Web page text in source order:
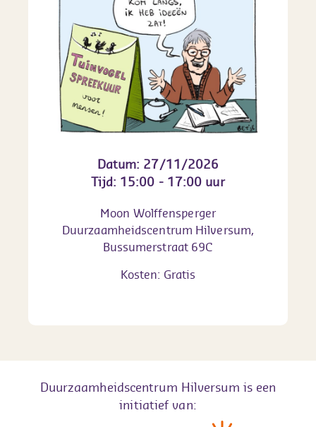
Datum: 27/11/2026
Tijd: 15:00 - 17:00 uur
Moon Wolffensperger
Duurzaamheidscentrum Hilversum,
Bussumerstraat 69C
Kosten: Gratis
Duurzaamheidscentrum Hilversum is een
initiatief van: